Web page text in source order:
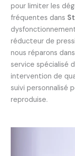
pour limiter les
fréquentes dans
réducteur de
nous réparons
service spécialisé
intervention de
suivi personnalisé
reproduise.